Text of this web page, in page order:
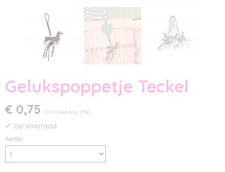
Gelukspoppetje Teckel
€ 0,75 (inclusief btw 21%)
✓ Op voorraad
Aantal